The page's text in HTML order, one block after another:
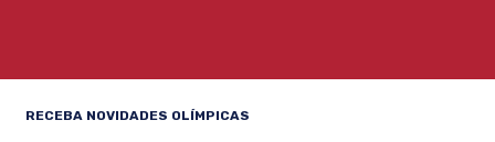
RECEBA NOVIDADES OLÍMPICAS